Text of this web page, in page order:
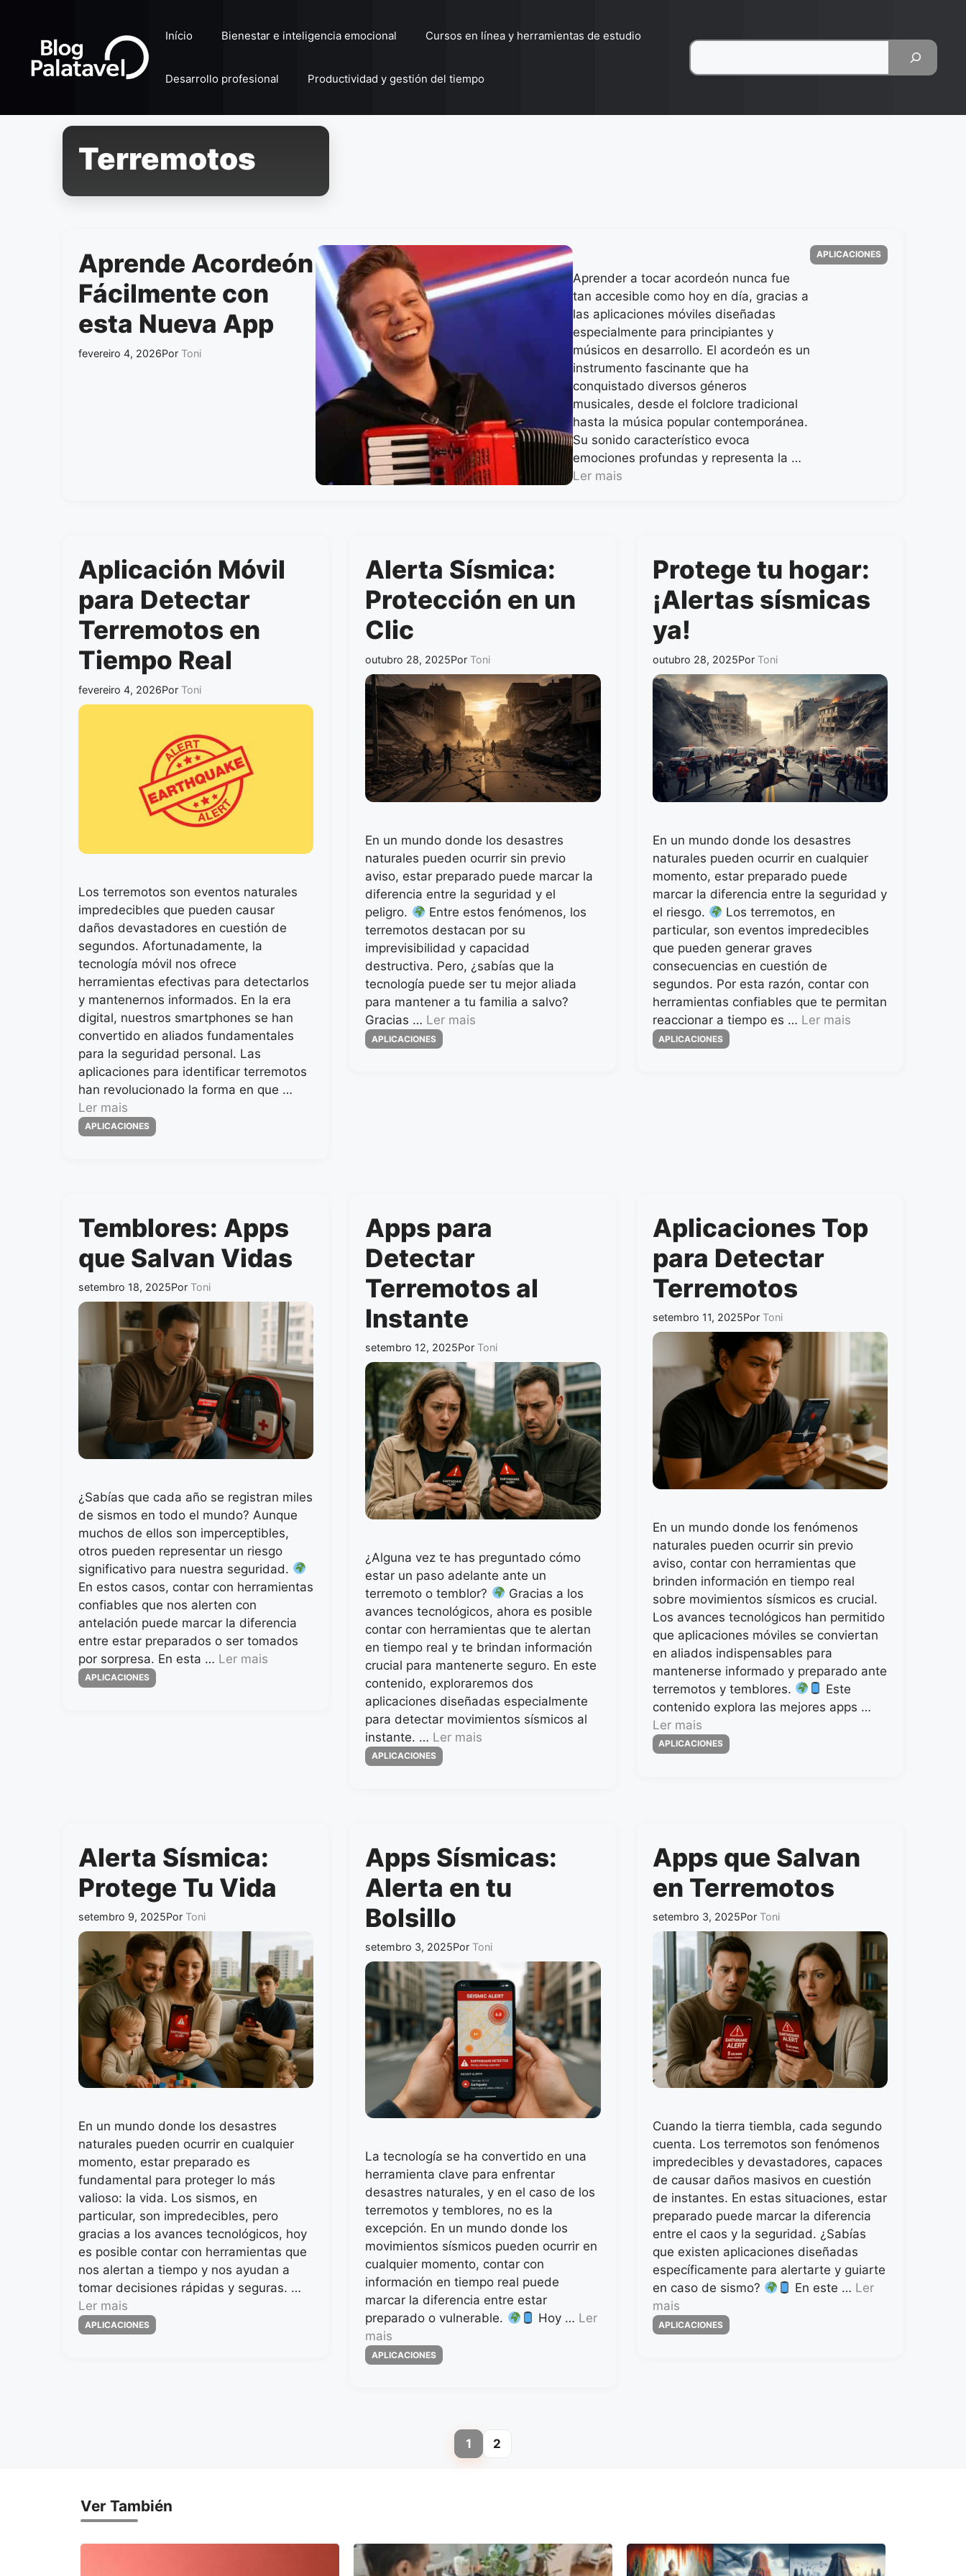
conteúdo
Início Bienestar e inteligencia emocional Cursos en línea y herramientas de estudio
Desarrollo profesional Productividad y gestión del tiempo
Terremotos
Aprende Acordeón
Fácilmente con
esta Nueva App
fevereiro 4, 2026Por Toni
Aprender a tocar acordeón nunca fue
tan accesible como hoy en día, gracias a
las aplicaciones móviles diseñadas
especialmente para principiantes y
músicos en desarrollo. El acordeón es un
instrumento fascinante que ha
conquistado diversos géneros
musicales, desde el folclore tradicional
hasta la música popular contemporánea.
Su sonido característico evoca
emociones profundas y representa la …
Ler mais
Categorias
APLICACIONES
Aplicación Móvil
para Detectar
Terremotos en
Tiempo Real
fevereiro 4, 2026Por Toni
Los terremotos son eventos naturales
impredecibles que pueden causar
daños devastadores en cuestión de
segundos. Afortunadamente, la
tecnología móvil nos ofrece
herramientas efectivas para detectarlos
y mantenernos informados. En la era
digital, nuestros smartphones se han
convertido en aliados fundamentales
para la seguridad personal. Las
aplicaciones para identificar terremotos
han revolucionado la forma en que …
Ler mais
Categorias
APLICACIONES
Alerta Sísmica:
Protección en un
Clic
outubro 28, 2025PorToni
En un mundo donde los desastres
naturales pueden ocurrir sin previo
aviso, estar preparado puede marcar la
diferencia entre la seguridad y el
peligro.
Entre estos fenómenos, los
terremotos destacan por su
imprevisibilidad y capacidad
destructiva. Pero, ¿sabías que la
tecnología puede ser tu mejor aliada
para mantener a tu familia a salvo?
Gracias … Ler mais
Categorias
APLICACIONES
Protege tu hogar:
¡Alertas sísmicas
ya!
outubro 28, 2025Por Toni
En un mundo donde los desastres
naturales pueden ocurrir en cualquier
momento, estar preparado puede
marcar la diferencia entre la seguridad y
el riesgo.
Los terremotos, en
particular, son eventos impredecibles
que pueden generar graves
consecuencias en cuestión de
segundos. Por esta razón, contar con
herramientas confiables que te permitan
reaccionar a tiempo es … Ler mais
Categorias
APLICACIONES
Temblores: Apps
que Salvan Vidas
setembro 18, 2025Por Toni
¿Sabías que cada año se registran miles
de sismos en todo el mundo? Aunque
muchos de ellos son imperceptibles,
otros pueden representar un riesgo
significativo para nuestra seguridad.
En estos casos, contar con herramientas
confiables que nos alerten con
antelación puede marcar la diferencia
entre estar preparados o ser tomados
por sorpresa. En esta … Ler mais
Categorias
APLICACIONES
Apps para
Detectar
Terremotos al
Instante
setembro 12, 2025PorToni
¿Alguna vez te has preguntado cómo
estar un paso adelante ante un
terremoto o temblor?
Gracias a los
avances tecnológicos, ahora es posible
contar con herramientas que te alertan
en tiempo real y te brindan información
crucial para mantenerte seguro. En este
contenido, exploraremos dos
aplicaciones diseñadas especialmente
para detectar movimientos sísmicos al
instante. … Ler mais
Categorias
APLICACIONES
Aplicaciones Top
para Detectar
Terremotos
setembro 11, 2025Por Toni
En un mundo donde los fenómenos
naturales pueden ocurrir sin previo
aviso, contar con herramientas que
brinden información en tiempo real
sobre movimientos sísmicos es crucial.
Los avances tecnológicos han permitido
que aplicaciones móviles se conviertan
en aliados indispensables para
mantenerse informado y preparado ante
terremotos y temblores.
Este
contenido explora las mejores apps …
Ler mais
Categorias
APLICACIONES
Alerta Sísmica:
Protege Tu Vida
setembro 9, 2025Por Toni
En un mundo donde los desastres
naturales pueden ocurrir en cualquier
momento, estar preparado es
fundamental para proteger lo más
valioso: la vida. Los sismos, en
particular, son impredecibles, pero
gracias a los avances tecnológicos, hoy
es posible contar con herramientas que
nos alertan a tiempo y nos ayudan a
tomar decisiones rápidas y seguras. …
Ler mais
Categorias
APLICACIONES
Apps Sísmicas:
Alerta en tu
Bolsillo
setembro 3, 2025PorToni
La tecnología se ha convertido en una
herramienta clave para enfrentar
desastres naturales, y en el caso de los
terremotos y temblores, no es la
excepción. En un mundo donde los
movimientos sísmicos pueden ocurrir en
cualquier momento, contar con
información en tiempo real puede
marcar la diferencia entre estar
preparado o vulnerable.
Hoy … Ler
mais
Categorias
APLICACIONES
Apps que Salvan
en Terremotos
setembro 3, 2025Por Toni
Cuando la tierra tiembla, cada segundo
cuenta. Los terremotos son fenómenos
impredecibles y devastadores, capaces
de causar daños masivos en cuestión
de instantes. En estas situaciones, estar
preparado puede marcar la diferencia
entre el caos y la seguridad. ¿Sabías
que existen aplicaciones diseñadas
específicamente para alertarte y guiarte
en caso de sismo?
En este … Ler
mais
Categorias
APLICACIONES
Page
1 Page
2
Ver También